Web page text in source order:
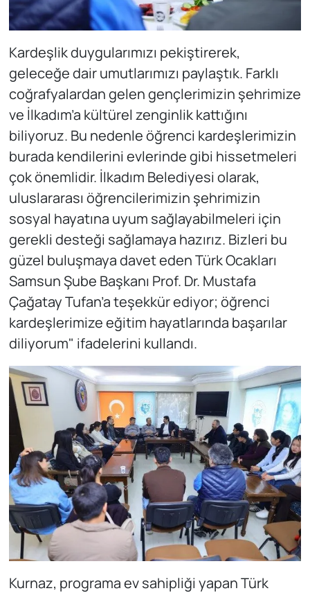
Kardeşlik duygularımızı pekiştirerek,
geleceğe dair umutlarımızı paylaştık. Farklı
coğrafyalardan gelen gençlerimizin şehrimize
ve İlkadım’a kültürel zenginlik kattığını
biliyoruz. Bu nedenle öğrenci kardeşlerimizin
burada kendilerini evlerinde gibi hissetmeleri
çok önemlidir. İlkadım Belediyesi olarak,
uluslararası öğrencilerimizin şehrimizin
sosyal hayatına uyum sağlayabilmeleri için
gerekli desteği sağlamaya hazırız. Bizleri bu
güzel buluşmaya davet eden Türk Ocakları
Samsun Şube Başkanı Prof. Dr. Mustafa
Çağatay Tufan’a teşekkür ediyor; öğrenci
kardeşlerimize eğitim hayatlarında başarılar
diliyorum" ifadelerini kullandı.
Kurnaz, programa ev sahipliği yapan Türk